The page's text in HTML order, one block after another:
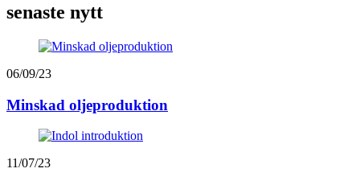
senaste nytt
06/09/23
Minskad oljeproduktion
11/07/23